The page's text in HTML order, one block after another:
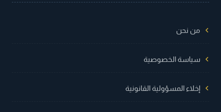
من نحن
سياسة الخصوصية
إخلاء المسؤولية القانونية